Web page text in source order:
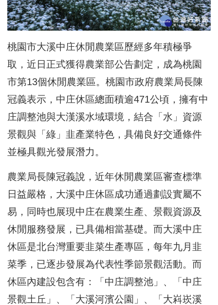
桃園市大溪中庄休閒農業區歷經多年積極爭
取，近日正式獲得農業部公告劃定，成為桃園
市第13個休閒農業區。桃園市政府農業局長陳
冠義表示，中庄休區總面積逾471公頃，擁有中
庄調整池與大漢溪水域環境，結合「水」資源
景觀與「綠」韭產業特色，具備良好交通條件
並極具觀光發展潛力。
農業局長陳冠義說，近年休閒農業區審查標準
日益嚴格，大溪中庄休區成功通過劃設實屬不
易，同時也展現中庄在農業生產、景觀資源及
休閒服務發展，已具備相當基礎。而大溪中庄
休區是北台灣重要韭菜生產專區，每年九月韭
菜季，已逐步發展為代表性季節景觀活動。而
休區內建設包含有：「中庄調整池」、「中庄
景觀土丘」、「大溪河濱公園」、「大嵙崁溪